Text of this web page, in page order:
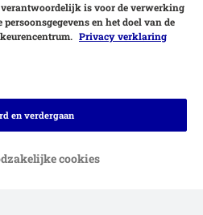
betalen
is voor de verwerking
en het doel van de
Privacy verklaring
cookies
en verdergaan